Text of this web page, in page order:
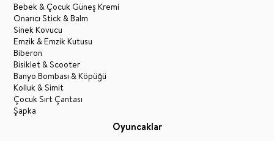
Bebek & Çocuk Güneş Kremi
Onarıcı Stick & Balm
Sinek Kovucu
Emzik & Emzik Kutusu
Biberon
Bisiklet & Scooter
Banyo Bombası & Köpüğü
Kolluk & Simit
Çocuk Sırt Çantası
Şapka
Oyuncaklar